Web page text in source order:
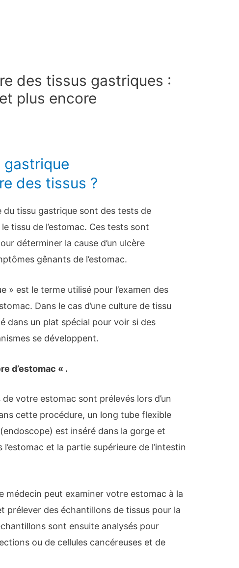
des tissus gastriques :
plus encore
gastrique
des tissus ?
du tissu gastrique sont des tests de
tissu de l’estomac. Ces tests sont
déterminer la cause d’un ulcère
gênants de l’estomac.
» est le terme utilisé pour l’examen des
Dans le cas d’une culture de tissu
dans un plat spécial pour voir si des
se développent.
d’estomac « .
votre estomac sont prélevés lors d’un
cette procédure, un long tube flexible
est inséré dans la gorge et
et la partie supérieure de l’intestin
médecin peut examiner votre estomac à la
prélever des échantillons de tissus pour la
sont ensuite analysés pour
ou de cellules cancéreuses et de